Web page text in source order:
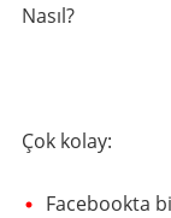
Nasıl?
Çok kolay:
Facebookta